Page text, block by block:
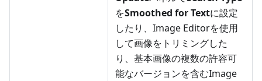
をSmoothed for Textに設定
したり、Image Editorを使用
して画像をトリミングした
り、基本画像の複数の許容可
能なバージョンを含むImage